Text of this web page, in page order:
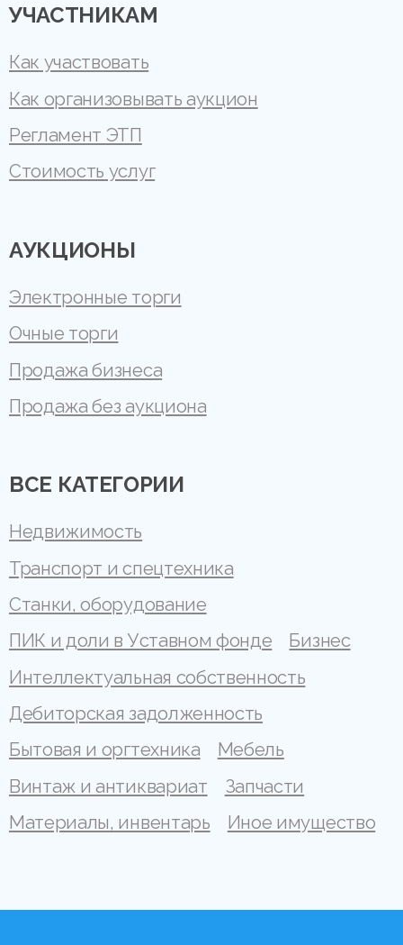
УЧАСТНИКАМ
Как участвовать
Как организовывать аукцион
Регламент ЭТП
Стоимость услуг
АУКЦИОНЫ
Электронные торги
Очные торги
Продажа бизнеса
Продажа без аукциона
ВСЕ КАТЕГОРИИ
Недвижимость
Транспорт и спецтехника
Станки, оборудование
ПИК и доли в Уставном фонде
Бизнес
Интеллектуальная собственность
Дебиторская задолженность
Бытовая и оргтехника
Мебель
Винтаж и антиквариат
Запчасти
Материалы, инвентарь
Иное имущество